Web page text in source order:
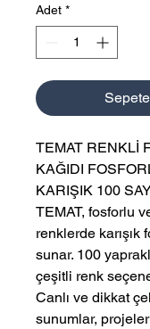
Adet *
TEMAT RENKLİ
KAĞIDI
KARIŞIK 100
TEMAT, fosforlu
renklerde karışık
sunar. 100
çeşitli renk
Canlı ve dikkat
sunumlar,